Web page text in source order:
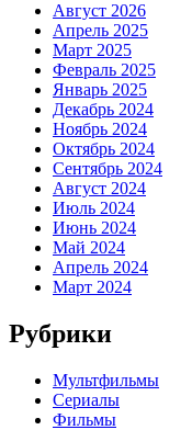
Август 2026
Апрель 2025
Март 2025
Февраль 2025
Январь 2025
Декабрь 2024
Ноябрь 2024
Октябрь 2024
Сентябрь 2024
Август 2024
Июль 2024
Июнь 2024
Май 2024
Апрель 2024
Март 2024
Рубрики
Мультфильмы
Сериалы
Фильмы